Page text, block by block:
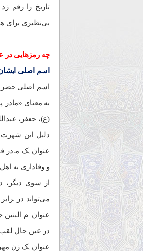
تاریخ را رقم
بی‌نظیری برای
چه رمزهایی در
اسم اصلی
اسم اصلی
به معنای
(ع)، جعفر،
دلیل این شهرت
عنوان یک مادر
و وفاداری به
از سوی دیگر،
می‌تواند در
عنوان ام البنین
در عین حال لقب
عنوان یک زن